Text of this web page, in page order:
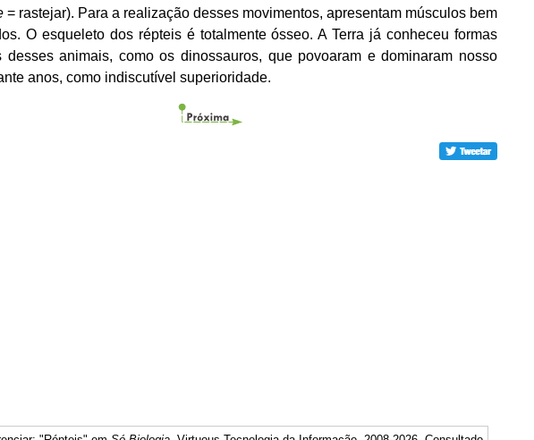
= rastejar). Para a realização desses movimentos, apresentam músculos bem
O esqueleto dos répteis é totalmente ósseo. A Terra já conheceu formas
desses animais, como os dinossauros, que povoaram e dominaram nosso
anos, como indiscutível superioridade.